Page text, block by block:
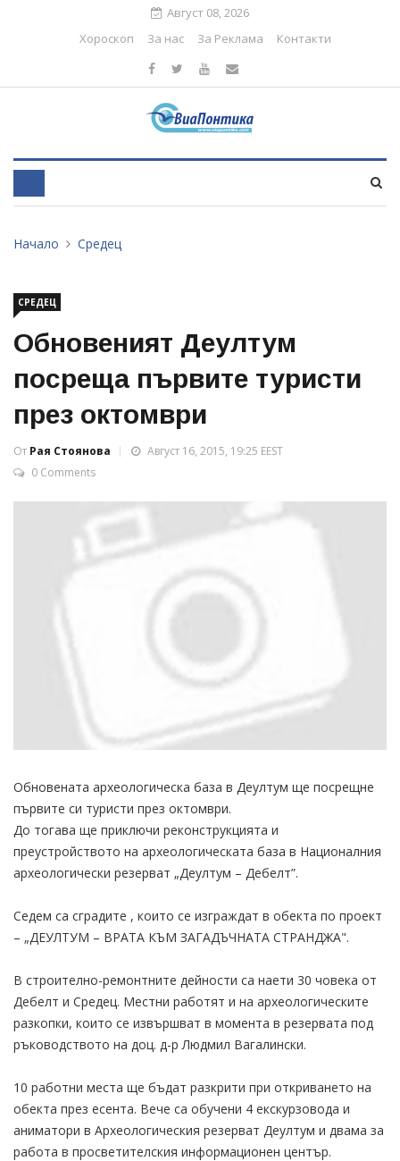
Август 08, 2026
Хороскоп
За нас За Реклама Контакти
Начало Средец
СРЕДЕЦ
Обновеният Деултум
посреща първите туристи
през октомври
От Рая Стоянова
Август 16, 2015, 19:25 EEST
0 Comments
Обновената археологическа база в Деултум ще посрещне
първите си туристи през октомври.
До тогава ще приключи реконструкцията и
преустройството на археологическата база в Националния
археологически резерват „Деултум – Дебелт”.
Седем са сградите , които се изграждат в обекта по проект
– „ДЕУЛТУМ – ВРАТА КЪМ ЗАГАДЪЧНАТА СТРАНДЖА".
В строително-ремонтните дейности са наети 30 човека от
Дебелт и Средец. Местни работят и на археологическите
разкопки, които се извършват в момента в резервата под
ръководството на доц. д-р Людмил Вагалински.
10 работни места ще бъдат разкрити при откриването на
обекта през есента. Вече са обучени 4 екскурзовода и
аниматори в Археологическия резерват Деултум и двама за
работа в просветителския информационен център.